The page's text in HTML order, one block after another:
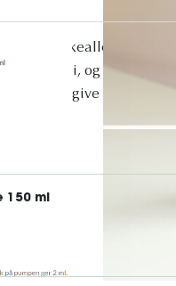
med fiskeallergi! Dette
og det giver
skal du give det til dit
150 ml